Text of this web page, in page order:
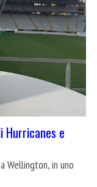
Hurricanes e
Wellington, in uno